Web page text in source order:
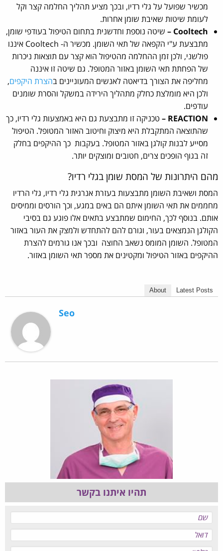
מכשיר שפועל על גלי רדיו, ובכך מציע תהליך החלמה קצר וקל
לעומת שיטות שאיבת שומן אחרות.
Cooltech –
שיטה נוספת וחדשנית בתחום הטיפול בעודפי שומן,
מתבצעת ע"י הקפאה של תאי השומן. מכשיר ה- Cooltech איננו
פולשני, ולכן זמן ההחלמה מהטיפול הוא קצר עם תוצאות ניכרות
של הפחתת תאי השומן באזור המטופל. גם שיטה זו איננה
מחליפה את הצורך בדיאטה לאנשים המעוניינים בהצרת היקפים,
ולכן היא מומלצת כחלק מתהליך הירידה במשקל והסרת שומנים
עודפים.
REACTION –
טכניקה זו מתבצעת גם היא באמצעות גלי רדיו, כך
שהתוצאה המתקבלת היא מיצוק וחיטוב האזור המטופל. הטיפול
מסייע לבנות קולגן באזור המטופל. בעקבות כך ההיקפים בחלק
זה בגוף הופכים צרים, חטובים ומוצקים יותר.
מהם היתרונות של המסת שומן בגלי רדיו?
המסת ושאיבת השומן מתבצעות בעזרת אנרגית גלי רדיו, גלי הרדיו
מחממים את תאי השומן איתם הם באים במגע, וכך הורסים וממיסים
אותם. בנוסף לכך, החימום שמתבצע בתאים אלו פוגע גם בסיבי
הקולגן הנמצאים בעור, וגורם להם להתחדש ולמצק את העור באזור
המטופל. השומן המומס נשאב החוצה ובכך אנו גורמים להצרת
ההיקפים באזור הטיפול ומקטינים את מספר תאי השומן באזור.
About Latest Posts
Seo
תהיו איתנו בקשר